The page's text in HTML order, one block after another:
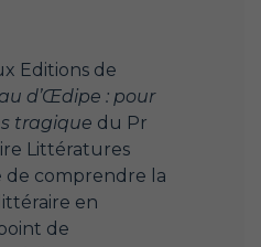
Editions de
d’Œdipe : pour
tragique du Pr
Littératures
de comprendre la
en
de